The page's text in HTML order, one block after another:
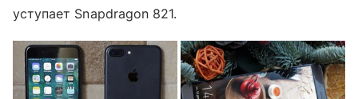
уступает Snapdragon 821.